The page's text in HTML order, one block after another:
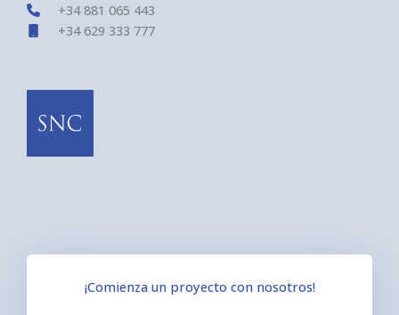
+34 881 065 443
+34 629 333 777
¡Comienza un proyecto con nosotros!​